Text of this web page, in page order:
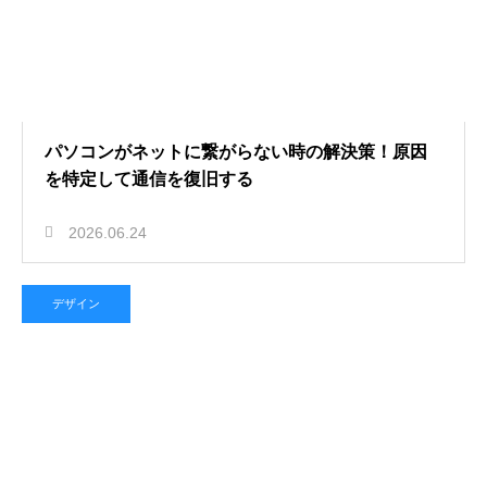
パソコンがネットに繋がらない時の解決策！原因
を特定して通信を復旧する
2026.06.24
デザイン